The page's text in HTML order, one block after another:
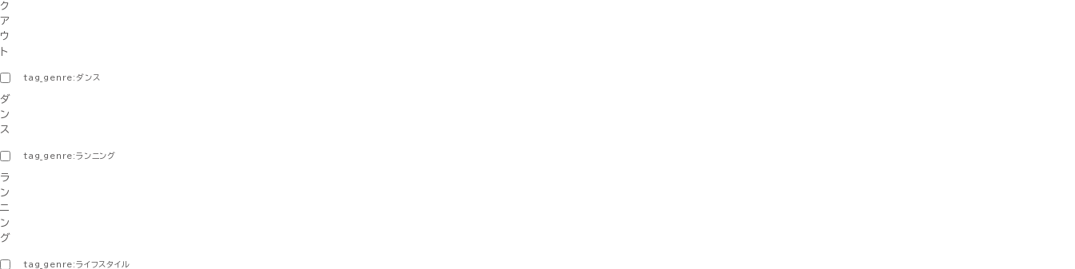
ク
ア
ウ
ト
tag_genre:ダンス
ダ
ン
ス
tag_genre:ランニング
ラ
ン
ニ
ン
グ
tag_genre:ライフスタイル